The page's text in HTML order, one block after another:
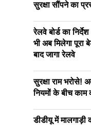
सुरक्षा सौंपने का
रेलवे बोर्ड का
भी अब मिलेगा पूरा
बाद जागा रेलवे
सुरक्षा राम भरोसे!
नियमों के बीच
डीडीयू में